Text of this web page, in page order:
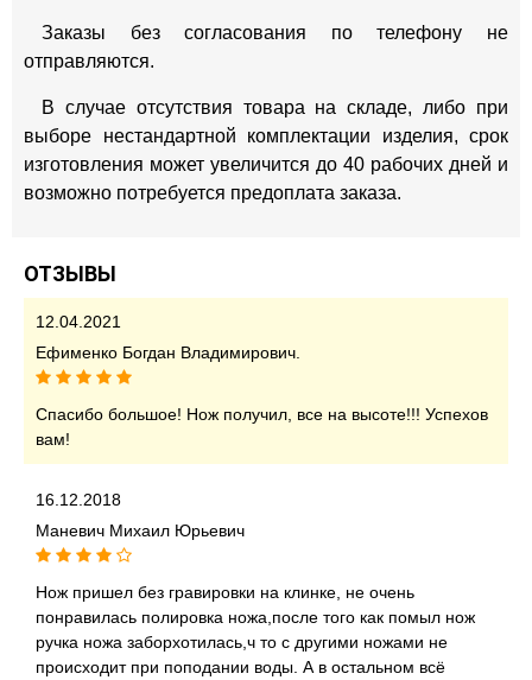
Заказы без согласования по телефону не
отправляются.
В случае отсутствия товара на складе, либо при
выборе нестандартной комплектации изделия, срок
изготовления может увеличится до 40 рабочих дней и
возможно потребуется предоплата заказа.
ОТЗЫВЫ
12.04.2021
Ефименко Богдан Владимирович.
Спасибо большое! Нож получил, все на высоте!!! Успехов
вам!
16.12.2018
Маневич Михаил Юрьевич
Нож пришел без гравировки на клинке, не очень
понравилась полировка ножа,после того как помыл нож
ручка ножа заборхотилась,ч то с другими ножами не
происходит при поподании воды. А в остальном всё